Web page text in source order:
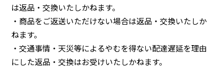
は返品・交換いたしかねます。
・商品をご返送いただけない場合は返品・交換いたしか
ねます。
・交通事情・天災等によるやむを得ない配達遅延を理由
にした返品・交換はお受けいたしかねます。